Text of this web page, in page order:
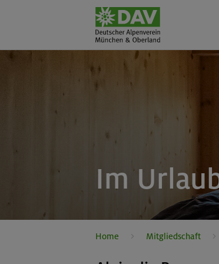
Im
Home Mitgliedschaft